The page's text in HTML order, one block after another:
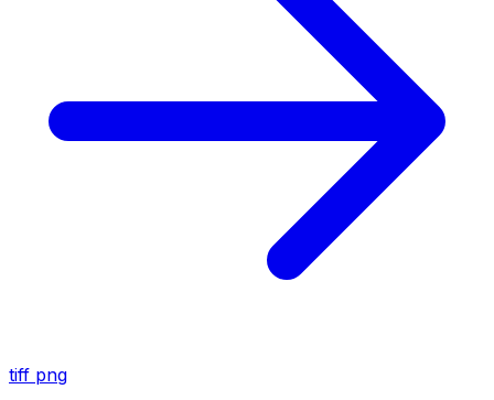
tiff png